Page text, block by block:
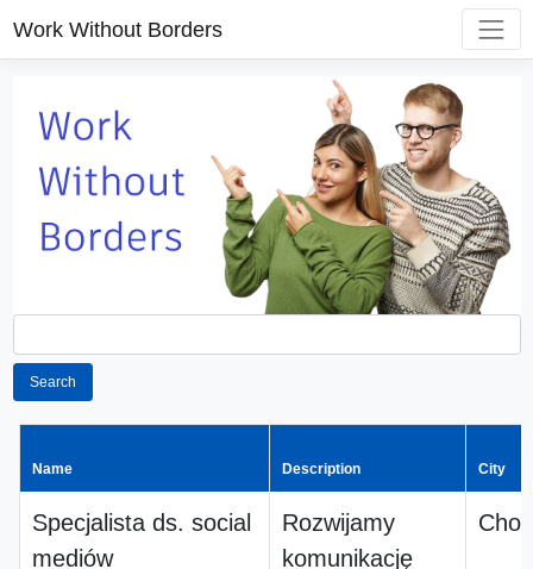
Work Without Borders
Search
Name Description City
Specjalista ds. social
mediów
Rozwijamy
komunikację